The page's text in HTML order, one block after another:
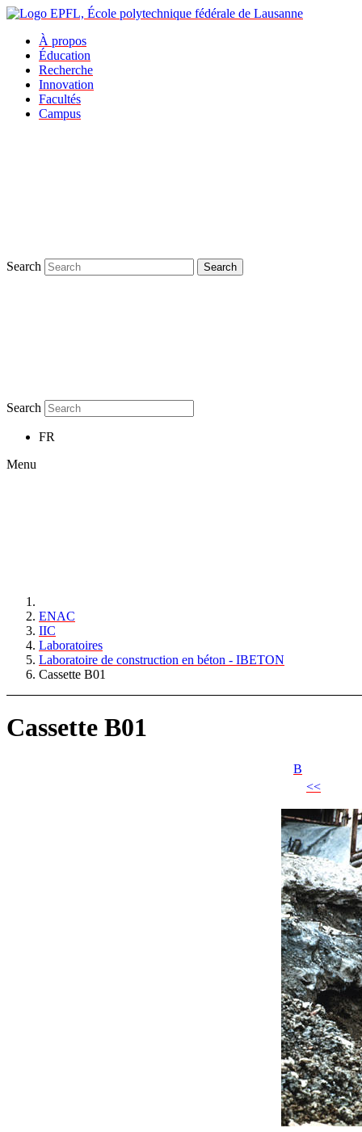
À propos
Éducation
Recherche
Innovation
Facultés
Campus
Search Search
Search
FR
Menu
ENAC
IIC
Laboratoires
Laboratoire de construction en béton - IBETON
Cassette B01
Cassette B01
B
<<